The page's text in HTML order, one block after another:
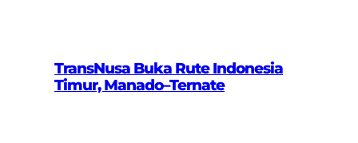
TransNusa Buka Rute Indonesia
Timur, Manado–Ternate